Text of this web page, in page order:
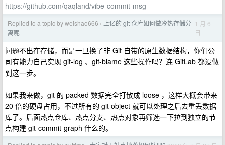
https://github.com/qaqland/vibe-commit-msg
Replied to a topic by weishao666 ›
上亿的 git 仓库如何做冷热存储分
离呢
1 月 6
日
问题不出在存储，而是一旦换了非 Git 自带的原生数据结构，你们公
司有能力自己实现 git-log 、git-blame 这些操作吗？连 GitLab 都没做
到这一步。
如果我来做，git 的 packed 数据完全打散成 loose ，这样大概会带来
20 倍的硬盘占用，不过所有的 git object 就可以处理之后去重丢数据
库了。后面热点仓库、热点分支、热点对象再筛选一下拉到独立的节
点构建 git-commit-graph 什么的。